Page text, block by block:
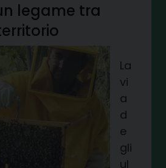
legame tra
La
vi
a
d
e
gli
ul